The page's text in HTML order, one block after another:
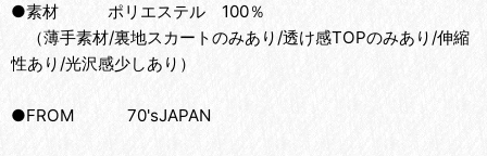
●素材 ポリエステル 100％
（薄手素材/裏地スカートのみあり/透け感TOPのみあり/伸縮
性あり/光沢感少しあり）
●FROM 70'sJAPAN